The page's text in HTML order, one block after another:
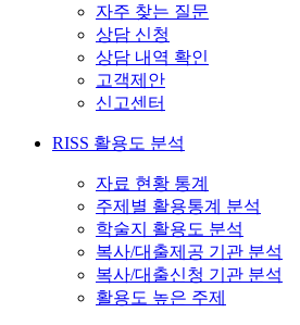
자주 찾는 질문
상담 신청
상담 내역 확인
고객제안
신고센터
RISS 활용도 분석
자료 현황 통계
주제별 활용통계 분석
학술지 활용도 분석
복사/대출제공 기관 분석
복사/대출신청 기관 분석
활용도 높은 주제